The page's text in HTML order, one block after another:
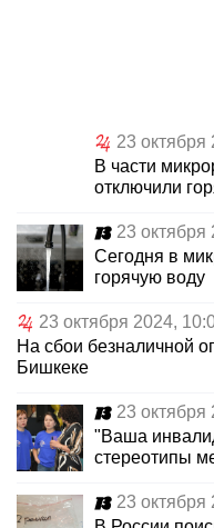
23 октября
В части
отключили
23 октября
Сегодня в
горячую воду
23 октября 2024,
На сбои безналичной
Бишкеке
23 октября
"Ваша
стереотипы
23 октября